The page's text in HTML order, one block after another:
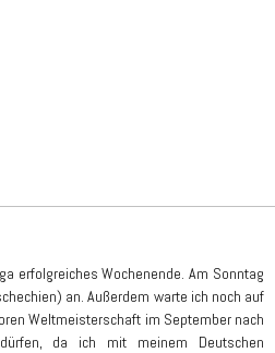
erfolgreiches Wochenende. Am Sonntag
an. Außerdem warte ich noch auf
Weltmeisterschaft im September nach
da ich mit meinem Deutschen